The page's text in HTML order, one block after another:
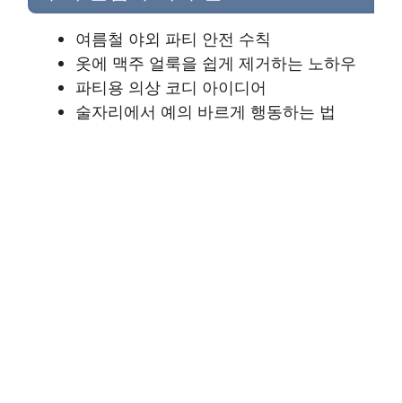
여름철 야외 파티 안전 수칙
옷에 맥주 얼룩을 쉽게 제거하는 노하우
파티용 의상 코디 아이디어
술자리에서 예의 바르게 행동하는 법